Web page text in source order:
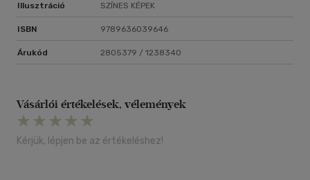
Illusztráció SZÍNES KÉPEK
ISBN 9789636039646
Árukód 2805379 / 1238340
Vásárlói értékelések, vélemények
Kérjük, lépjen be az értékeléshez!